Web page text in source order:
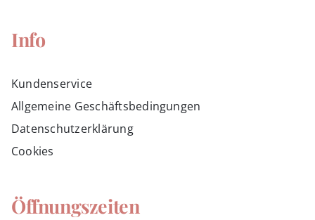
Info
Kundenservice
Allgemeine Geschäftsbedingungen
Datenschutzerklärung
Cookies
Öffnungszeiten